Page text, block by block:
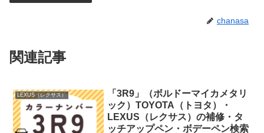
chanasa
関連記事
LEXUS（レクサス）
「3R9」（ボルドーマイカメタリ
ック）TOYOTA（トヨタ）・
LEXUS（レクサス）の補修・タ
ッチアップペン・ボデーペン検索